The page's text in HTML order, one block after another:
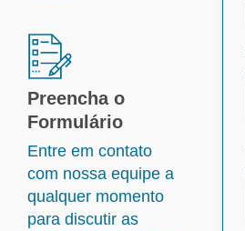
Preencha o
Formulário
Entre em contato
com nossa equipe a
qualquer momento
para discutir as